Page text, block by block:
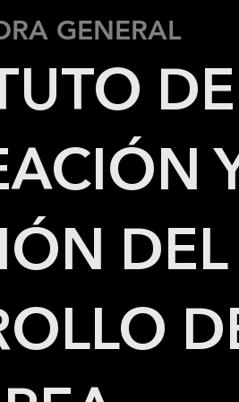
GENERAL
DE
DEL